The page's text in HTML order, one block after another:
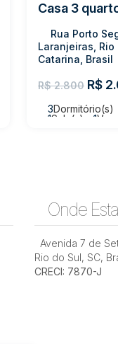
R$2.800 R$
Rua Porto
Laranjeiras, Rio
Catarina, Brasil
3Dormitório(s)
1Sala(s) 1
Onde
Avenida 7 de
Rio do Sul, SC,
CRECI: 7870-J